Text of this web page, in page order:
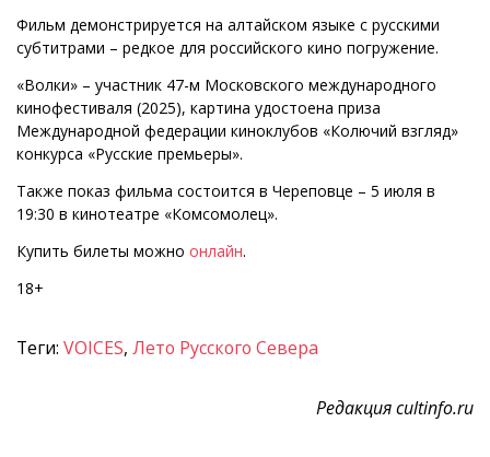
Фильм демонстрируется на алтайском языке с русскими
субтитрами – редкое для российского кино погружение.
«Волки» – участник 47-м Московского международного
кинофестиваля (2025), картина удостоена приза
Международной федерации киноклубов «Колючий взгляд»
конкурса «Русские премьеры».
Также показ фильма состоится в Череповце – 5 июля в
19:30 в кинотеатре «Комсомолец».
Купить билеты можно онлайн.
18+
Теги: VOICES, Лето Русского Севера
Редакция cultinfo.ru